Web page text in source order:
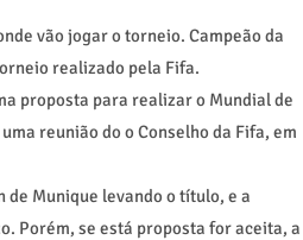
vão jogar o torneio. Campeão da
realizado pela Fifa.
proposta para realizar o Mundial de
reunião do o Conselho da Fifa, em
de Munique levando o título, e a
Porém, se está proposta for aceita, a